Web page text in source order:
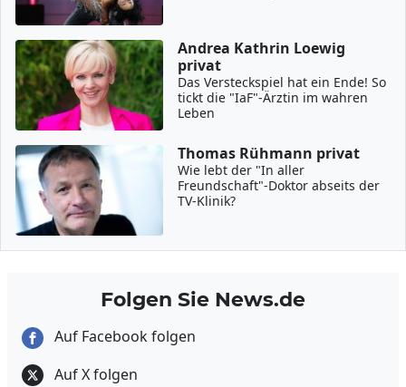
Andrea Kathrin Loewig
privat
Das Versteckspiel hat ein Ende! So
tickt die "IaF"-Ärztin im wahren
Leben
Thomas Rühmann privat
Wie lebt der "In aller
Freundschaft"-Doktor abseits der
TV-Klinik?
Folgen Sie News.de
Auf Facebook folgen
Auf X folgen